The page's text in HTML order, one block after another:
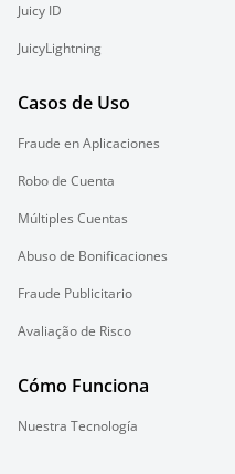
Juicy ID
JuicyLightning
Casos de Uso
Fraude en Aplicaciones
Robo de Cuenta
Múltiples Cuentas
Abuso de Bonificaciones
Fraude Publicitario
Avaliação de Risco
Cómo Funciona
Nuestra Tecnología